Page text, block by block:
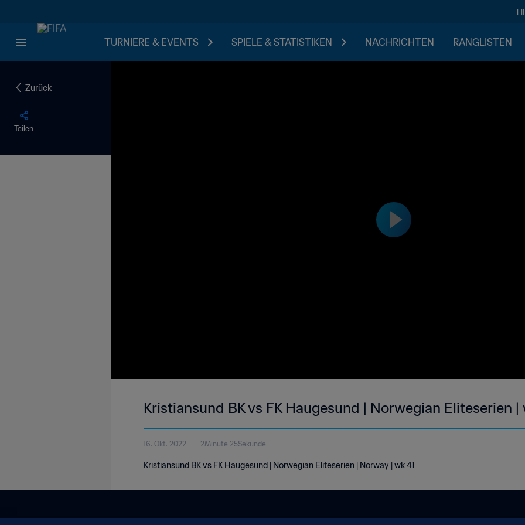
TURNIERE & EVENTS SPIELE & STATISTIKEN NACHRICHTEN RANGLISTEN
Zurück
Teilen
Kristiansund BK vs FK Haugesund | Norwegian Eliteserien |
16. Okt. 2022 2Minute 25Sekunde
Kristiansund BK vs FK Haugesund | Norwegian Eliteserien | Norway | wk 41